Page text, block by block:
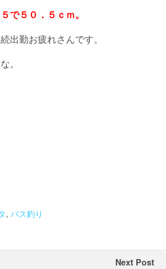
で５０．５ｃｍ。
出勤お疲れさんです。
。
, バス釣り
Next Post